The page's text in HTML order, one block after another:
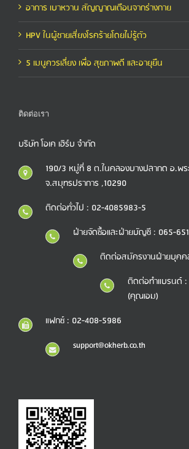
อาการ เบาหวาน สัญญาณเตือนจากร่างกาย
HPV ในผู้ชายเสี่ยงโรคร้ายโดยไม่รู้ตัว
5 เมนูควรเลี่ยง เพื่อ สุขภาพดี และอายุยืน
ติดต่อเรา
บริษัท โอเค เฮิร์บ จำกัด
190/3 หมู่ที่ 8 ต.ในคลองบางปลากด อ.พร
จ.สมุทรปราการ ,10290
ติดต่อทั่วไป : 02-4085983-5
ฝ่ายจัดซื้อและฝ่ายบัญชี : 065-
ติดต่อสมัครงานฝ่ายบุคค
ติดต่อทำแบรนด์ :
(คุณเอม)
แฟกซ์ : 02-408-5986
support@okherb.co.th